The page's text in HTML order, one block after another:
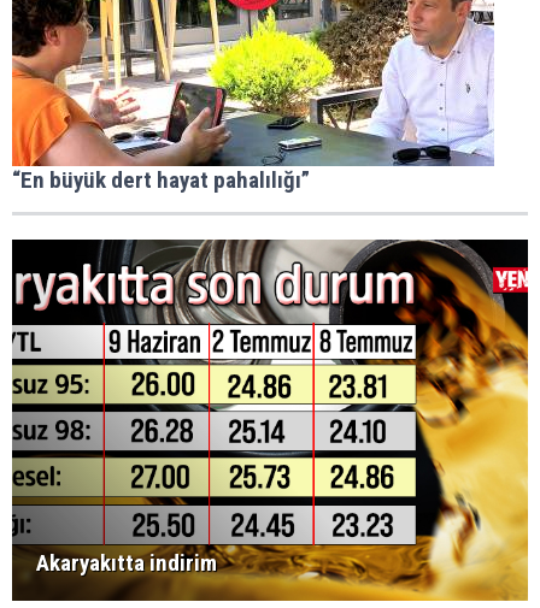
“En büyük dert hayat pahalılığı”
Akaryakıtta indirim